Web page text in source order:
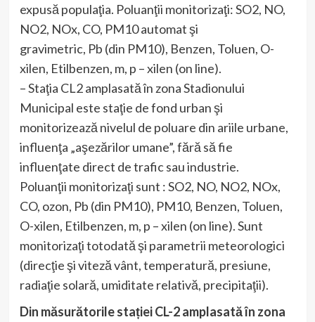
expusă populaţia. Poluanţii monitorizaţi: SO2, NO,
NO2, NOx, CO, PM10 automat şi
gravimetric, Pb (din PM10), Benzen, Toluen, O-
xilen, Etilbenzen, m, p – xilen (on line).
– Staţia CL2 amplasată în zona Stadionului
Municipal este staţie de fond urban şi
monitorizează nivelul de poluare din ariile urbane,
influenţa „aşezărilor umane”, fără să fie
influenţate direct de trafic sau industrie.
Poluanţii monitorizaţi sunt : SO2, NO, NO2, NOx,
CO, ozon, Pb (din PM10), PM10, Benzen, Toluen,
O-xilen, Etilbenzen, m, p – xilen (on line). Sunt
monitorizaţi totodată şi parametrii meteorologici
(direcţie şi viteză vânt, temperatură, presiune,
radiaţie solară, umiditate relativă, precipitaţii).
Din măsurătorile stației CL-2 amplasată în zona